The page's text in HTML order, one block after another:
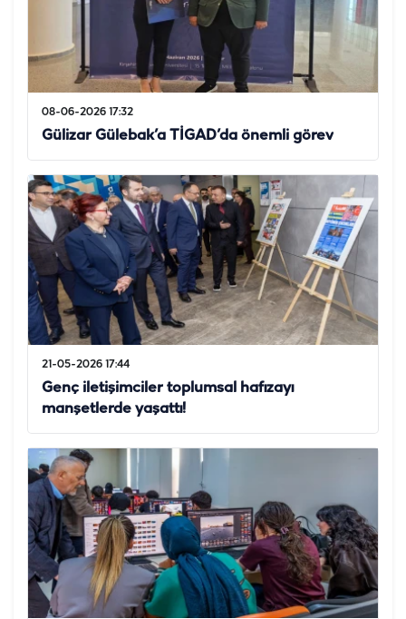
08-06-2026 17:32
Gülizar Gülebak’a TİGAD’da önemli görev
21-05-2026 17:44
Genç iletişimciler toplumsal hafızayı
manşetlerde yaşattı!